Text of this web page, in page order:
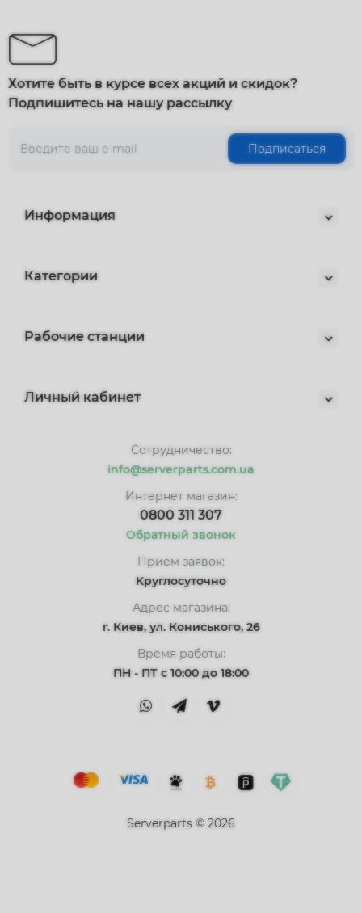
Хотите быть в курсе всех акций и скидок?
Подпишитесь на нашу рассылку
Подписаться
Информация
Категории
Рабочие станции
Личный кабинет
Сотрудничество:
info@serverparts.com.ua
Интернет магазин:
0800 311 307
Обратный звонок
Прием заявок:
Круглосуточно
Адрес магазина:
г. Киев, ул. Кониського, 26
Время работы:
ПН - ПТ с 10:00 до 18:00
Serverparts © 2026